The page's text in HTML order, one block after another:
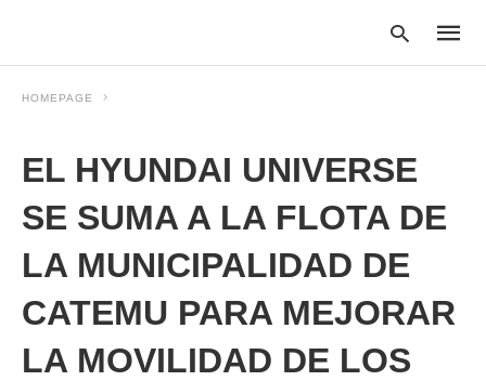
search
query
HOMEPAGE
EL HYUNDAI UNIVERSE
SE SUMA A LA FLOTA DE
LA MUNICIPALIDAD DE
CATEMU PARA MEJORAR
LA MOVILIDAD DE LOS